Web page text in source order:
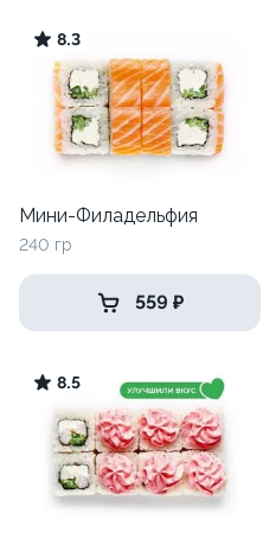
8.3
Мини-Филадельфия
240 гр
559 ₽
8.5